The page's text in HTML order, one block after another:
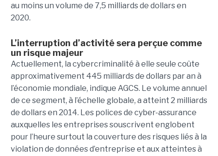
au moins un volume de 7,5 milliards de dollars en
2020.
L’interruption d’activité sera perçue comme
un risque majeur
Actuellement, la cybercriminalité à elle seule coûte
approximativement 445 milliards de dollars par an à
l’économie mondiale, indique AGCS. Le volume annuel
de ce segment, à l’échelle globale, a atteint 2 milliards
de dollars en 2014. Les polices de cyber-assurance
auxquelles les entreprises souscrivent englobent
pour l’heure surtout la couverture des risques liés à la
violation de données d’entreprise et aux atteintes à